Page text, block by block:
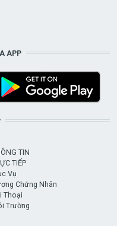
APP
TIN
TIẾP
Vụ
Chứng Nhân
Thoại
Trường